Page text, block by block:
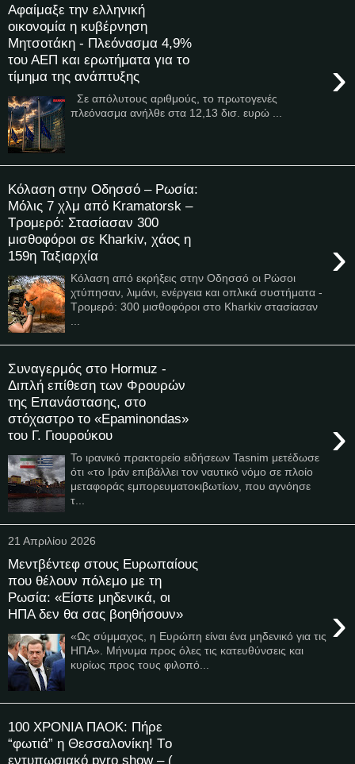
Αφαίμαξε την ελληνική
οικονομία η κυβέρνηση
Μητσοτάκη - Πλεόνασμα 4,9%
του ΑΕΠ και ερωτήματα για το
τίμημα της ανάπτυξης
›
Σε απόλυτους αριθμούς, το πρωτογενές
πλεόνασμα ανήλθε στα 12,13 δισ. ευρώ ...
Κόλαση στην Οδησσό – Ρωσία:
Μόλις 7 χλμ από Kramatorsk –
Τρομερό: Στασίασαν 300
μισθοφόροι σε Kharkiv, χάος η
159η Ταξιαρχία
›
Κόλαση από εκρήξεις στην Οδησσό οι Ρώσοι
χτύπησαν, λιμάνι, ενέργεια και οπλικά συστήματα -
Τρομερό: 300 μισθοφόροι στο Kharkiv στασίασαν
...
Συναγερμός στο Hormuz -
Διπλή επίθεση των Φρουρών
της Επανάστασης, στο
στόχαστρο το «Epaminondas»
του Γ. Γιουρούκου
›
Το ιρανικό πρακτορείο ειδήσεων Tasnim μετέδωσε
ότι «το Ιράν επιβάλλει τον ναυτικό νόμο σε πλοίο
μεταφοράς εμπορευματοκιβωτίων, που αγνόησε
τ...
21 Απριλίου 2026
Μεντβέντεφ στους Ευρωπαίους
που θέλουν πόλεμο με τη
Ρωσία: «Είστε μηδενικά, οι
ΗΠΑ δεν θα σας βοηθήσουν»
›
«Ως σύμμαχος, η Ευρώπη είναι ένα μηδενικό για τις
ΗΠΑ». Μήνυμα προς όλες τις κατευθύνσεις και
κυρίως προς τους φιλοπό...
100 ΧΡΟΝΙΑ ΠΑΟΚ: Πήρε
“φωτιά” η Θεσσαλονίκη! Tο
εντυπωσιακό pyro show – (